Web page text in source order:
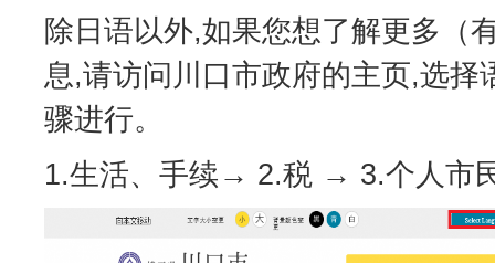
除日语以外,如果您想了解更多（
息,请访问川口市政府的主页,选择
骤进行。
1.生活、手续→ 2.税 → 3.个人市